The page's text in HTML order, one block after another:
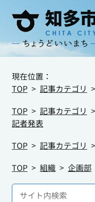
現在位置：
TOP
記事カテゴリ
TOP
記事カテゴリ
記者発表
TOP
記事カテゴリ
TOP
組織 企画部